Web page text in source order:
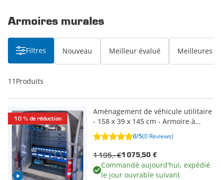
Armoires murales
Filtres Nouveau Meilleur évalué Meilleures
11 Produits
10 % de réduction
Aménagement de véhicule utilitaire
- 158 x 39 x 145 cm - Armoire à
tiroirs 6 tiroirs verrouillables & 1
compartiment à abattant
0/5(0 Reviews)
1 075,50 €
1 195,- €
Commandé aujourd'hui, expédié
le jour ouvrable suivant